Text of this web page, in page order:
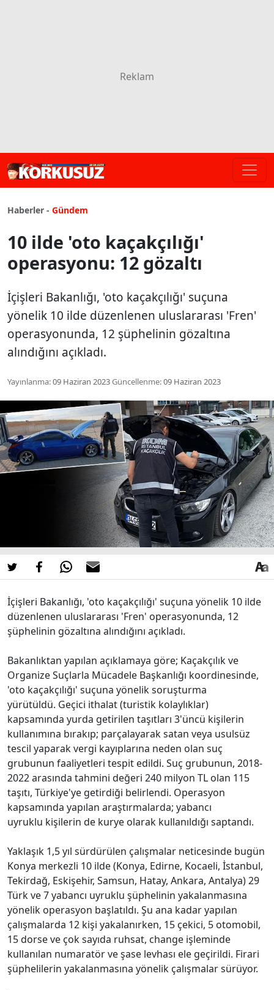
Haberler - Gündem
10 ilde 'oto kaçakçılığı'
operasyonu: 12 gözaltı
İçişleri Bakanlığı, 'oto kaçakçılığı' suçuna
yönelik 10 ilde düzenlenen uluslararası 'Fren'
operasyonunda, 12 şüphelinin gözaltına
alındığını açıkladı.
Yayınlanma:09 Haziran 2023Güncellenme:09 Haziran 2023
İçişleri Bakanlığı, 'oto kaçakçılığı' suçuna yönelik 10 ilde
düzenlenen uluslararası 'Fren' operasyonunda, 12
şüphelinin gözaltına alındığını açıkladı.
Bakanlıktan yapılan açıklamaya göre; Kaçakçılık ve
Organize Suçlarla Mücadele Başkanlığı koordinesinde,
'oto kaçakçılığı' suçuna yönelik soruşturma
yürütüldü. Geçici ithalat (turistik kolaylıklar)
kapsamında yurda getirilen taşıtları 3'üncü kişilerin
kullanımına bırakıp; parçalayarak satan veya usulsüz
tescil yaparak vergi kayıplarına neden olan suç
grubunun faaliyetleri tespit edildi. Suç grubunun, 2018-
2022 arasında tahmini değeri 240 milyon TL olan 115
taşıtı, Türkiye'ye getirdiği belirlendi. Operasyon
kapsamında yapılan araştırmalarda; yabancı
uyruklu kişilerin de kurye olarak kullanıldığı saptandı.
Yaklaşık 1,5 yıl sürdürülen çalışmalar neticesinde bugün
Konya merkezli 10 ilde (Konya, Edirne, Kocaeli, İstanbul,
Tekirdağ, Eskişehir, Samsun, Hatay, Ankara, Antalya) 29
Türk ve 7 yabancı uyruklu şüphelinin yakalanmasına
yönelik operasyon başlatıldı. Şu ana kadar yapılan
çalışmalarda 12 kişi yakalanırken, 15 çekici, 5 otomobil,
15 dorse ve çok sayıda ruhsat, change işleminde
kullanılan numaratör ve şase levhası ele geçirildi. Firari
şüphelilerin yakalanmasına yönelik çalışmalar sürüyor.